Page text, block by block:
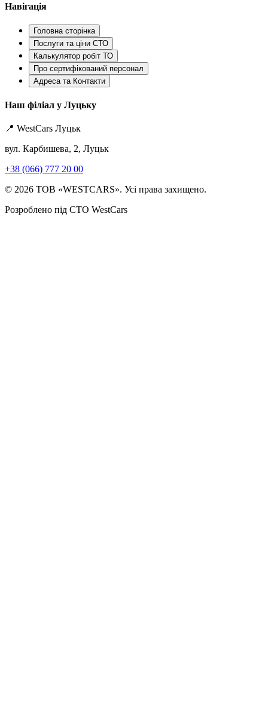
Навігація
Головна сторінка
Послуги та ціни СТО
Калькулятор робіт ТО
Про сертифікований персонал
Адреса та Контакти
Наш філіал у Луцьку
📍 WestCars Луцьк
вул. Карбишева, 2, Луцьк
+38 (066) 777 20 00
© 2026 ТОВ «WESTCARS». Усі права захищено.
Розроблено під СТО WestCars